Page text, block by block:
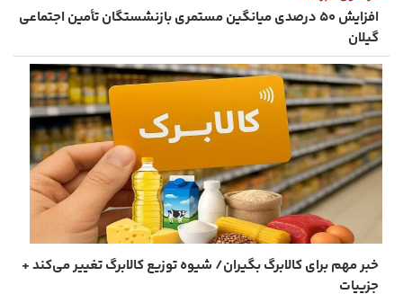
افزایش ۵۰ درصدی میانگین مستمری بازنشستگان تأمین اجتماعی
گیلان
خبر مهم برای کالابرگ‌ بگیران/ شیوه توزیع کالابرگ تغییر می‌کند +
جزییات